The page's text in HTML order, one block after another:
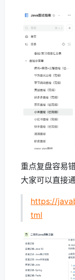
重点复盘容易
大家可以直接
https://
tml